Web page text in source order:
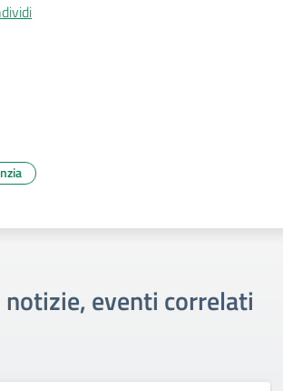
notizie, eventi correlati